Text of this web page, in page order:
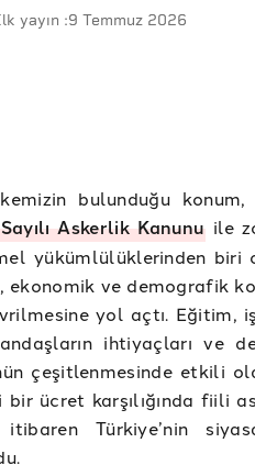
yayın :9 Temmuz 2026
bulunduğu konum,
Askerlik Kanunu ile
yükümlülüklerinden biri
ekonomik ve demografik
yol açtı. Eğitim,
ihtiyaçları ve
çeşitlenmesinde etkili
ücret karşılığında fiili
Türkiye’nin